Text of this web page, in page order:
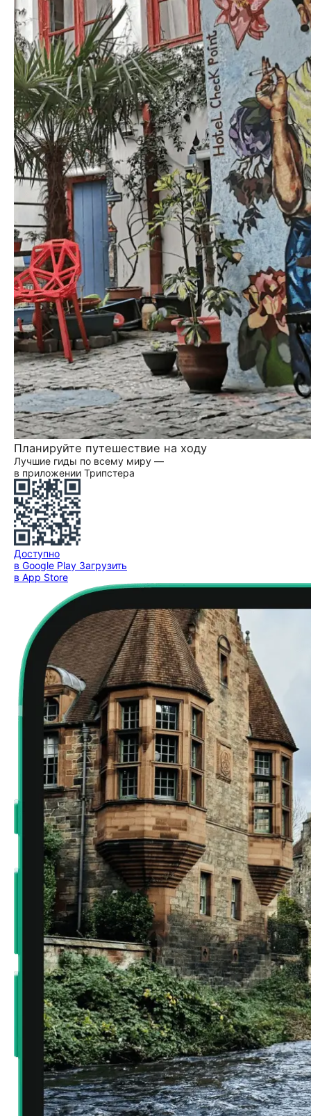
Планируйте путешествие на ходу
Лучшие гиды по всему миру —
в приложении Трипстера
Доступно
в Google Play Загрузить
в App Store